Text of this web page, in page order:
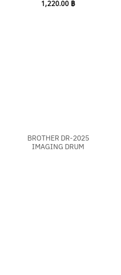
1,220.00 ฿
BROTHER DR-2025
IMAGING DRUM